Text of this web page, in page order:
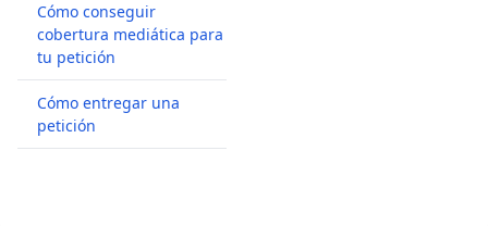
Cómo conseguir
cobertura mediática para
tu petición
Cómo entregar una
petición